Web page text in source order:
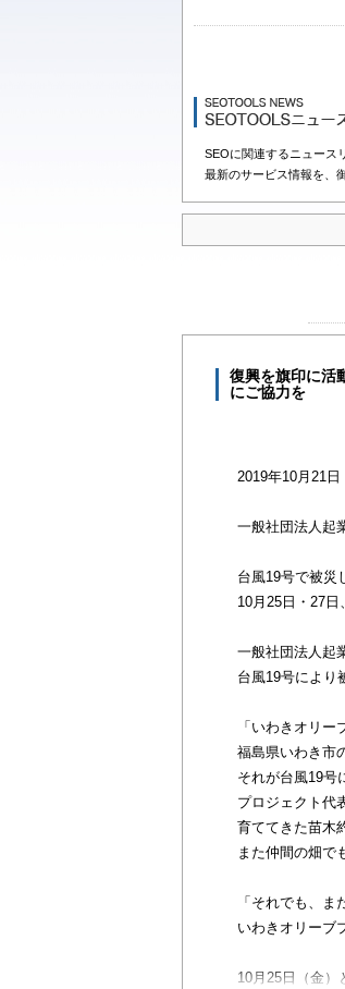
SEOに関連するニュース
最新のサービス情報を、
復興を旗印に活
にご協力を
2019年10月21日
一般社団法人起
台風19号で被災
10月25日・27
一般社団法人起
台風19号により
「いわきオリ
福島県いわき市
それが台風19号
プロジェクト代
育ててきた苗木
また仲間の畑で
「それでも、ま
いわきオリーブ
10月25日（金）